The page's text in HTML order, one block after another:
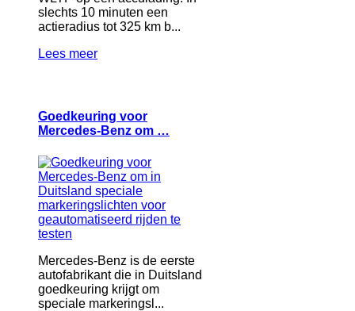
slechts 10 minuten een
actieradius tot 325 km b...
Lees meer
Goedkeuring voor
Mercedes-Benz om …
Mercedes-Benz is de eerste
autofabrikant die in Duitsland
goedkeuring krijgt om
speciale markeringsl...